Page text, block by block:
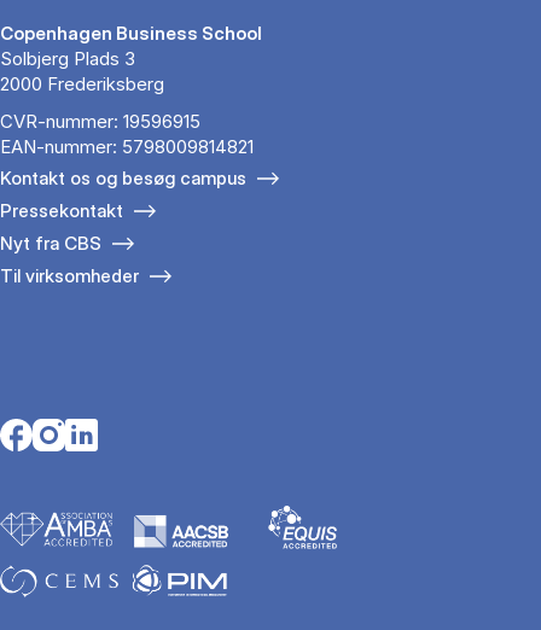
Copenhagen Business School
Solbjerg Plads 3
2000 Frederiksberg
CVR-nummer: 19596915
EAN-nummer: 5798009814821
Kontakt os og besøg campus
Pressekontakt
Nyt fra CBS
Til virksomheder
Opens in a new tab
Opens in a new tab
Opens in a new tab